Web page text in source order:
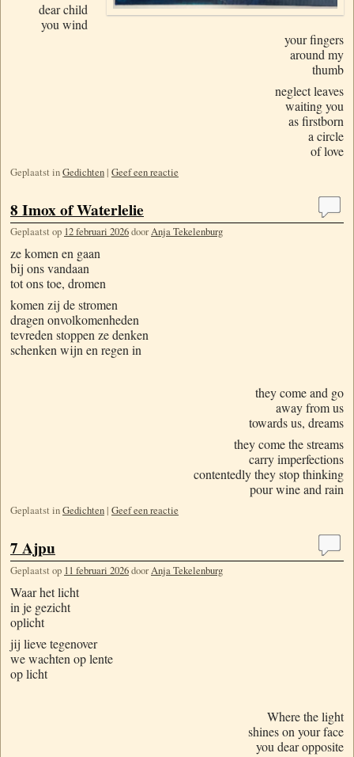
dear child
you wind
your fingers
around my
thumb
neglect leaves
waiting you
as firstborn
a circle
of love
Geplaatst inGedichten | Geef een reactie
8 Imox of Waterlelie
Geplaatst op 12 februari 2026doorAnja Tekelenburg
ze komen en gaan
bij ons vandaan
tot ons toe, dromen
komen zij de stromen
dragen onvolkomenheden
tevreden stoppen ze denken
schenken wijn en regen in
they come and go
away from us
towards us, dreams
they come the streams
carry imperfections
contentedly they stop thinking
pour wine and rain
Geplaatst inGedichten | Geef een reactie
7 Ajpu
Geplaatst op 11 februari 2026doorAnja Tekelenburg
Waar het licht
in je gezicht
oplicht
jij lieve tegenover
we wachten op lente
op licht
Where the light
shines on your face
you dear opposite